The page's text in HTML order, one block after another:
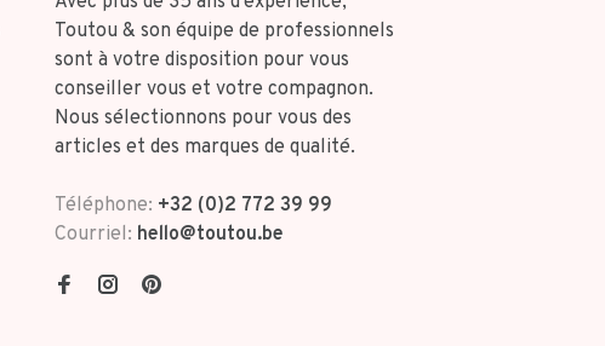
Toutou & son équipe de professionnels
sont à votre disposition pour vous
conseiller vous et votre compagnon.
Nous sélectionnons pour vous des
articles et des marques de qualité.
Téléphone: +32 (0)2 772 39 99
Courriel: hello@toutou.be